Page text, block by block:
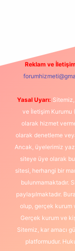
Reklam ve
Yasal Uyarı:
ve İletişim Kurumu
olarak hizmet
olarak denetleme
Ancak, üyelerimiz
siteye üye olarak
sitesi, herhangi bir
bulunmamaktadır.
paylaşılmaktadır.
olup, gerçek kurum
Gerçek kurum ve
Sitemiz, kar amacı
platformudur.